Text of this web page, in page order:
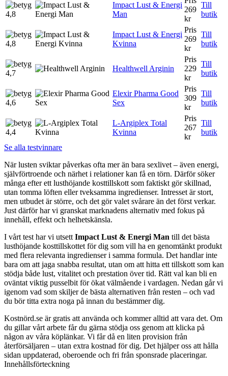
4,8
Impact Lust & Energi
Man
269
kr
Till
butik
4,8
Impact Lust & Energi
Kvinna
Pris
269
kr
Till
butik
4,7
Healthwell Arginin
Pris
229
kr
Till
butik
4,6
Elexir Pharma Good
Sex
Pris
309
kr
Till
butik
4,4
L-Argiplex Total
Kvinna
Pris
267
kr
Till
butik
Se alla testvinnare
När lusten sviktar påverkas ofta mer än bara sexlivet – även energi,
självförtroende och närhet i relationer kan få en törn. Därför söker
många efter ett lusthöjande kosttillskott som faktiskt gör skillnad,
utan tomma löften eller tveksamma ingredienser. Intresset är stort,
men utbudet är större, och det gör valet svårare än det först verkar.
Just därför har vi granskat marknadens alternativ med fokus på
innehåll, effekt och helhetskänsla.
I vårt test har vi utsett Impact Lust & Energi Man till det bästa
lusthöjande kosttillskottet för dig som vill ha en genomtänkt produkt
med flera relevanta ingredienser i samma formula. Det handlar inte
bara om att jaga snabba resultat, utan om att hitta ett tillskott som kan
stödja både lust, vitalitet och prestation över tid. Rätt val kan bli en
oväntat viktig pusselbit för ökat välmående i vardagen. Nedan går vi
igenom vad som skiljer de bästa alternativen från resten – och vad
du bör titta extra noga på innan du bestämmer dig.
Kostnörd.se är gratis att använda och kommer alltid att vara det. Om
du gillar vårt arbete får du gärna stödja oss genom att klicka på
någon av våra köplänkar. Vi får då en liten provision från
återförsäljaren – utan extra kostnad för dig. Det hjälper oss att hålla
sidan uppdaterad, oberoende och fri från sponsrade placeringar.
Innehållsförteckning